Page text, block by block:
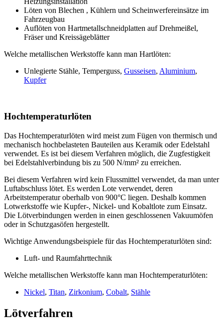
Löten von Blechen , Kühlern und Scheinwerfereinsätze im
Fahrzeugbau
Auflöten von Hartmetallschneidplatten auf Drehmeißel,
Fräser und Kreissägeblätter
Welche metallischen Werkstoffe kann man Hartlöten:
Unlegierte Stähle, Temperguss, Gusseisen, Aluminium,
Kupfer
Hochtemperaturlöten
Das Hochtemperaturlöten wird meist zum Fügen von thermisch und
mechanisch hochbelasteten Bauteilen aus Keramik oder Edelstahl
verwendet. Es ist bei diesem Verfahren möglich, die Zugfestigkeit
bei Edelstahlverbindung bis zu 500 N/mm² zu erreichen.
Bei diesem Verfahren wird kein Flussmittel verwendet, da man unter
Luftabschluss lötet. Es werden Lote verwendet, deren
Arbeitstemperatur oberhalb von 900°C liegen. Deshalb kommen
Lotwerkstoffe wie Kupfer-, Nickel- und Kobaltlote zum Einsatz.
Die Lötverbindungen werden in einen geschlossenen Vakuumöfen
oder in Schutzgasöfen hergestellt.
Wichtige Anwendungsbeispiele für das Hochtemperaturlöten sind:
Luft- und Raumfahrttechnik
Welche metallischen Werkstoffe kann man Hochtemperaturlöten:
Nickel, Titan, Zirkonium, Cobalt, Stähle
Lötverfahren